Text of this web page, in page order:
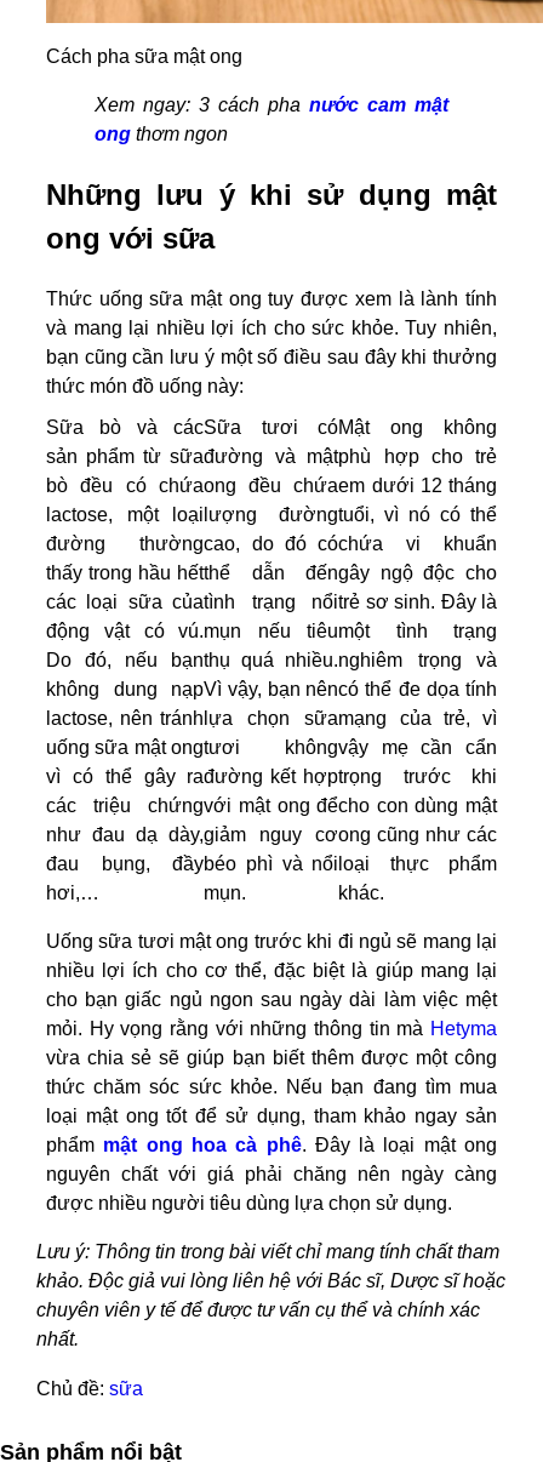
Cách pha sữa mật ong
Xem ngay: 3 cách pha nước cam mật
ong thơm ngon
Những lưu ý khi sử dụng mật
ong với sữa
Thức uống sữa mật ong tuy được xem là lành tính
và mang lại nhiều lợi ích cho sức khỏe. Tuy nhiên,
bạn cũng cần lưu ý một số điều sau đây khi thưởng
thức món đồ uống này:
Sữa bò và các
sản phẩm từ sữa
bò đều có chứa
lactose, một loại
đường thường
thấy trong hầu hết
các loại sữa của
động vật có vú.
Do đó, nếu bạn
không dung nạp
lactose, nên tránh
uống sữa mật ong
vì có thể gây ra
các triệu chứng
như đau dạ dày,
đau bụng, đầy
hơi,…
Sữa tươi có
đường và mật
ong đều chứa
lượng đường
cao, do đó có
thể dẫn đến
tình trạng nổi
mụn nếu tiêu
thụ quá nhiều.
Vì vậy, bạn nên
lựa chọn sữa
tươi không
đường kết hợp
với mật ong để
giảm nguy cơ
béo phì và nổi
mụn.
Mật ong không
phù hợp cho trẻ
em dưới 12 tháng
tuổi, vì nó có thể
chứa vi khuẩn
gây ngộ độc cho
trẻ sơ sinh. Đây là
một tình trạng
nghiêm trọng và
có thể đe dọa tính
mạng của trẻ, vì
vậy mẹ cần cẩn
trọng trước khi
cho con dùng mật
ong cũng như các
loại thực phẩm
khác.
Uống sữa tươi mật ong trước khi đi ngủ sẽ mang lại
nhiều lợi ích cho cơ thể, đặc biệt là giúp mang lại
cho bạn giấc ngủ ngon sau ngày dài làm việc mệt
mỏi. Hy vọng rằng với những thông tin mà Hetyma
vừa chia sẻ sẽ giúp bạn biết thêm được một công
thức chăm sóc sức khỏe. Nếu bạn đang tìm mua
loại mật ong tốt để sử dụng, tham khảo ngay sản
phẩm mật ong hoa cà phê. Đây là loại mật ong
nguyên chất với giá phải chăng nên ngày càng
được nhiều người tiêu dùng lựa chọn sử dụng.
Lưu ý: Thông tin trong bài viết chỉ mang tính chất tham
khảo. Độc giả vui lòng liên hệ với Bác sĩ, Dược sĩ hoặc
chuyên viên y tế để được tư vấn cụ thể và chính xác
nhất.
Chủ đề: sữa
Sản phẩm nổi bật